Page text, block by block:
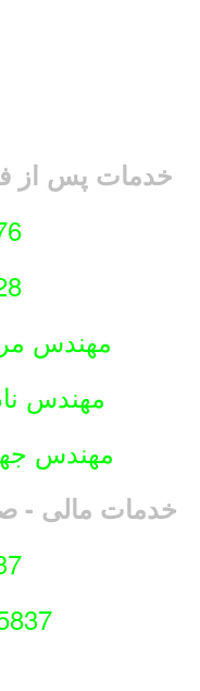
پس از فروش -
76
28
مهندس مرادی09170510169
مهندس نادی 09186104017
مهندس جهانی 09123634704
مالی - صدور
837